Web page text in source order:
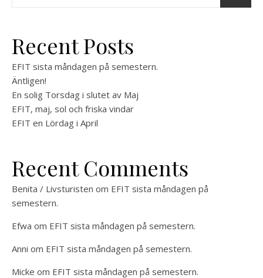
Recent Posts
EFIT sista måndagen på semestern.
Äntligen!
En solig Torsdag i slutet av Maj
EFIT, maj, sol och friska vindar
EFIT en Lördag i April
Recent Comments
Benita / Livsturisten om EFIT sista måndagen på
semestern.
Efwa om EFIT sista måndagen på semestern.
Anni om EFIT sista måndagen på semestern.
Micke om EFIT sista måndagen på semestern.